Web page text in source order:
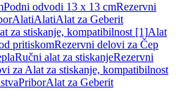
Podni odvodi 13 x 13 cmRezervni
AlatiAlatiAlat za Geberit
za stiskanje, kompatibilnost [1]Alat
pritiskomRezervni delovi za Čep
Ručni alat za stiskanjeRezervni
za Alat za stiskanje, kompatibilnost
PriborAlat za Geberit